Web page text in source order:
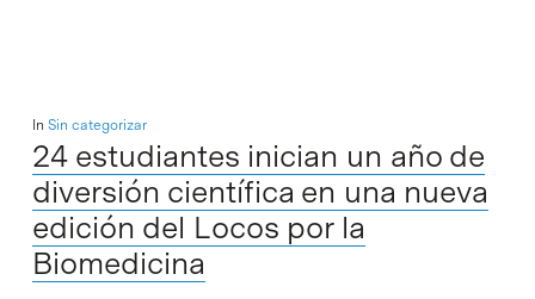
In Sin categorizar
24 estudiantes inician un año de
diversión científica en una nueva
edición del Locos por la
Biomedicina